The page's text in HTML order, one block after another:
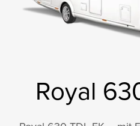
Royal